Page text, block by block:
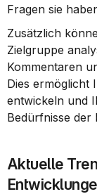
Fragen sie
Zusätzlich
Zielgruppe
Kommentaren
Dies ermöglicht
entwickeln und
Bedürfnisse der
Aktuelle